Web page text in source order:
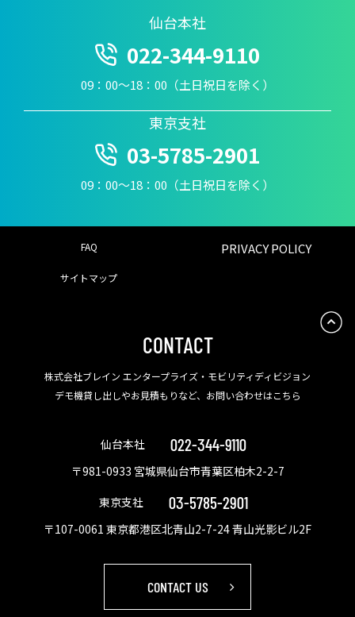
仙台本社
022-344-9110
09：00〜18：00（土日祝日を除く）
東京支社
03-5785-2901
09：00〜18：00（土日祝日を除く）
FAQ PRIVACY POLICY
サイトマップ
CONTACT
株式会社ブレイン エンタープライズ・モビリティディビジョン
デモ機貸し出しやお見積もりなど、お問い合わせはこちら
仙台本社 022-344-9110
〒981-0933 宮城県仙台市青葉区柏木2-2-7
東京支社
03-5785-2901
〒107-0061 東京都港区北青山2-7-24 青山光影ビル2F
CONTACT US